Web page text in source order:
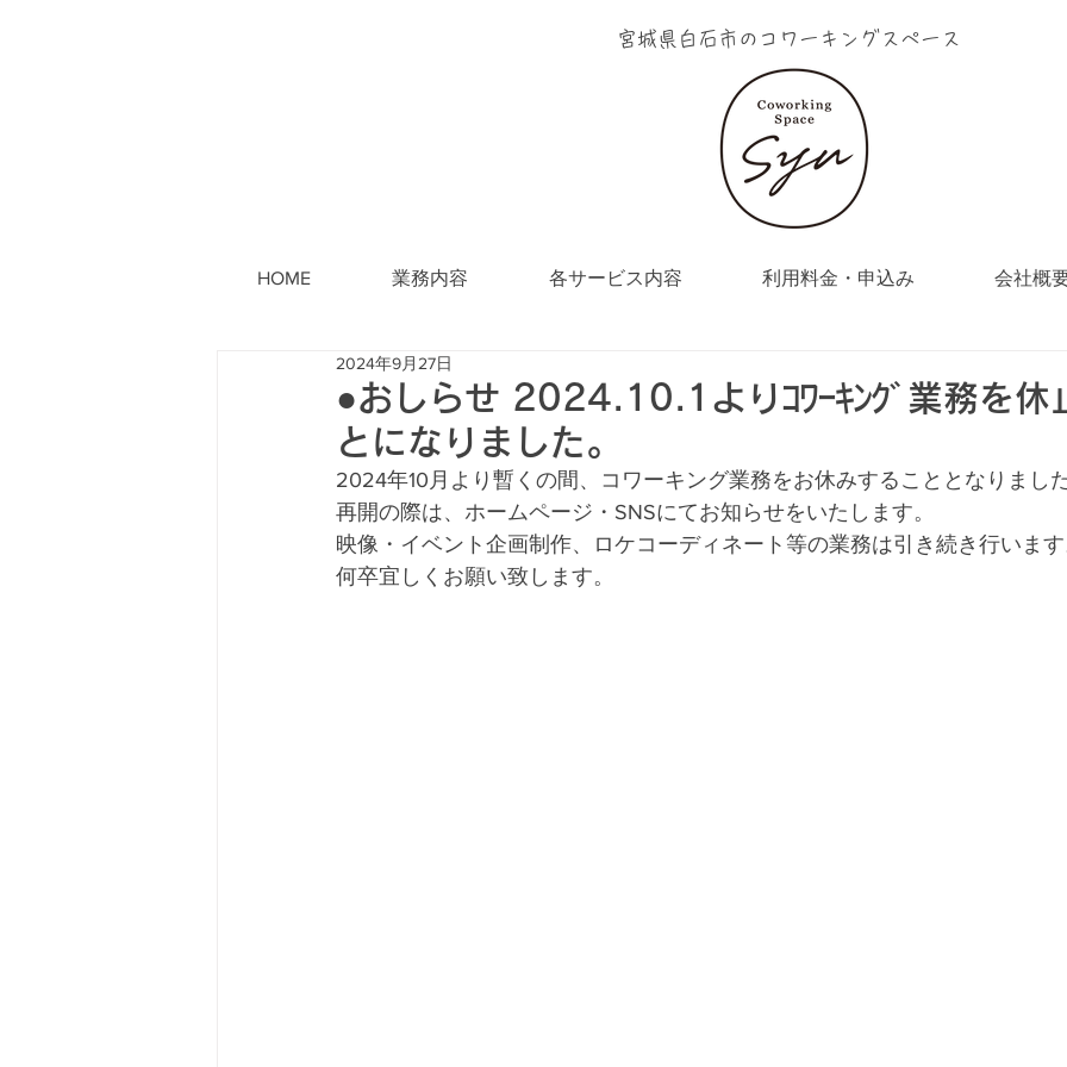
宮城県白石市のコワーキングスペース
HOME 業務内容 各サービス内容 利用料金・申込み 会社概
●おしらせ 2024.10.1よりｺﾜｰｷﾝｸﾞ業務を休
とになりました。
2024年9月27日
2024年10月より暫くの間、コワーキング業務をお休みすることとなりまし
再開の際は、ホームページ・SNSにてお知らせをいたします。
映像・イベント企画制作、ロケコーディネート等の業務は引き続き行いま
何卒宜しくお願い致します。